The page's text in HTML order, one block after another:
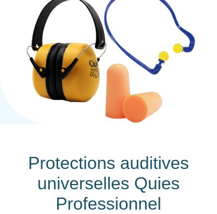
Protections auditives
universelles Quies
Professionnel